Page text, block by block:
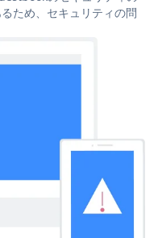
ため、セキュリティの問